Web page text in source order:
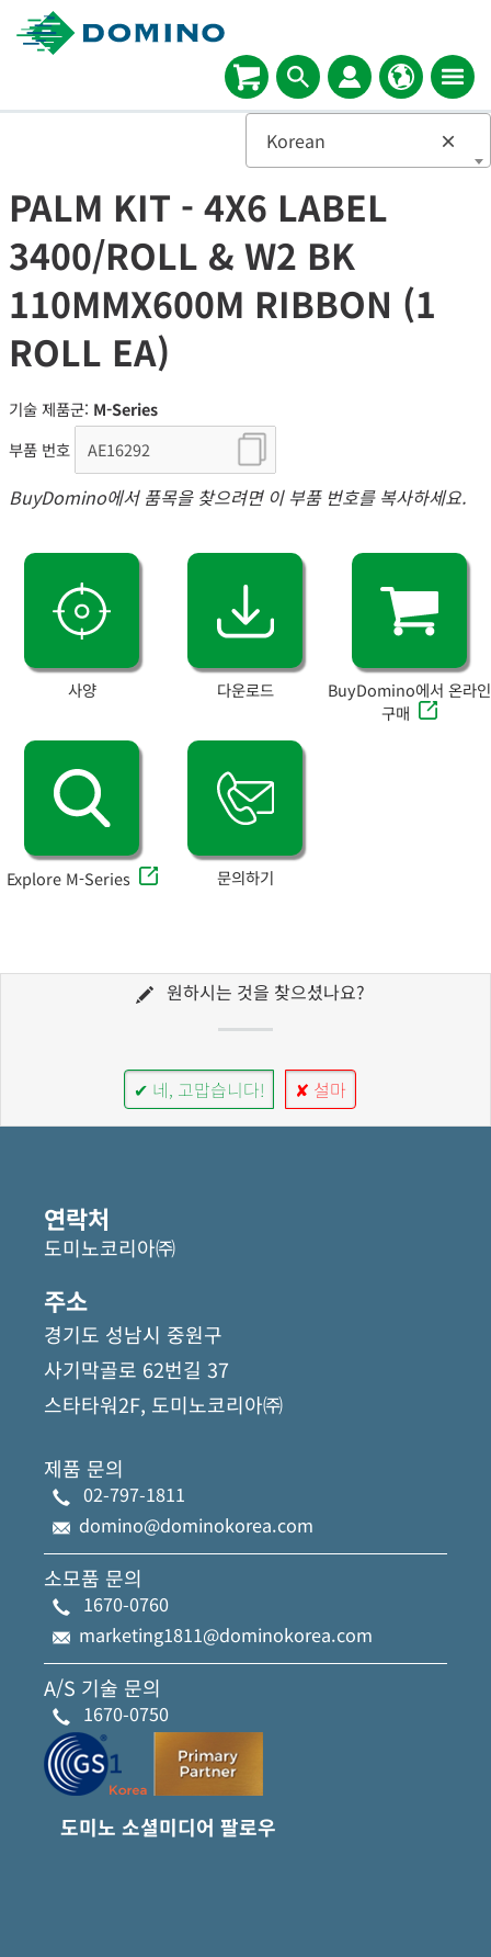
×
Korean
PALM KIT - 4X6 LABEL
3400/ROLL & W2 BK
110MMX600M RIBBON (1
ROLL EA)
기술 제품군: M-Series
부품 번호
BuyDomino에서 품목을 찾으려면 이 부품 번호를 복사하세요.
사양 다운로드
BuyDomino에서 온라인
구매
Explore M-Series 문의하기
원하시는 것을 찾으셨나요?
✔ 네, 고맙습니다! ✘ 설마
연락처
도미노코리아㈜
주소
경기도 성남시 중원구
사기막골로 62번길 37
스타타워2F, 도미노코리아㈜
제품 문의
02-797-1811
domino@dominokorea.com
소모품 문의
1670-0760
marketing1811@dominokorea.com
A/S 기술 문의
1670-0750
도미노 소셜미디어 팔로우